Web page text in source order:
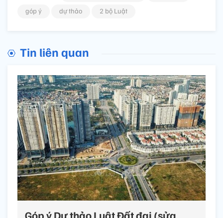
góp ý
dự thảo 2 bộ Luật
Tin liên quan
Góp ý Dự thảo Luật Đất đai (sửa